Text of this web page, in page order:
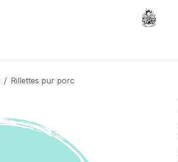
Rillettes pur porc